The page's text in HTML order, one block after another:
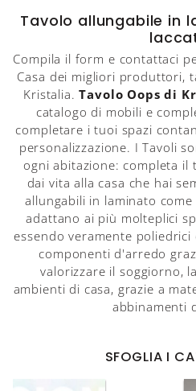
Tavolo allungabile in
Compila il form e contattaci
Casa dei migliori produttori,
Kristalia.Tavolo Oops di
catalogo di mobili e
completare i tuoi spazi
personalizzazione. I Tavoli
ogni abitazione: completa
dai vita alla casa che hai
allungabili in laminato
adattano ai più molteplici
essendo veramente
componenti d'arredo
valorizzare il soggiorno,
ambienti di casa, grazie a
abbinamenti
SFOGLIA I